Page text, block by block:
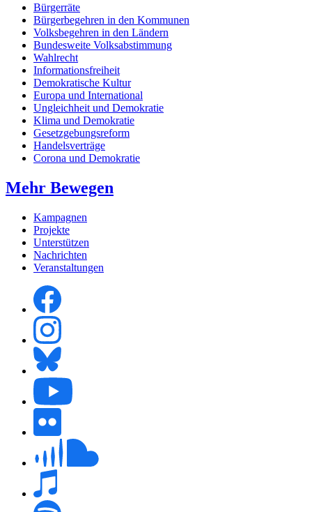
Bürgerräte
Bürgerbegehren in den Kommunen
Volksbegehren in den Ländern
Bundesweite Volksabstimmung
Wahlrecht
Informationsfreiheit
Demokratische Kultur
Europa und International
Ungleichheit und Demokratie
Klima und Demokratie
Gesetzgebungsreform
Handelsverträge
Corona und Demokratie
Mehr Bewegen
Kampagnen
Projekte
Unterstützen
Nachrichten
Veranstaltungen